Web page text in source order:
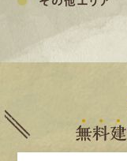
無料建